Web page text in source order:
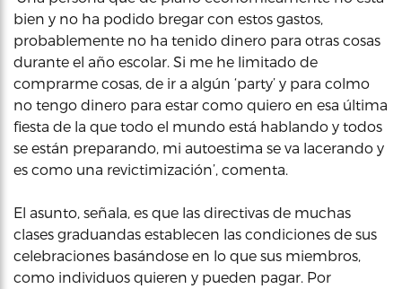
bien y no ha podido bregar con estos gastos,
probablemente no ha tenido dinero para otras cosas
durante el año escolar. Si me he limitado de
comprarme cosas, de ir a algún ‘party’ y para colmo
no tengo dinero para estar como quiero en esa última
fiesta de la que todo el mundo está hablando y todos
se están preparando, mi autoestima se va lacerando y
es como una revictimización’, comenta.
El asunto, señala, es que las directivas de muchas
clases graduandas establecen las condiciones de sus
celebraciones basándose en lo que sus miembros,
como individuos quieren y pueden pagar. Por